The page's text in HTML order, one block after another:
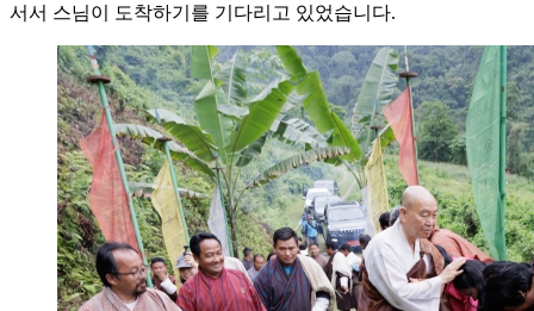
서서 스님이 도착하기를 기다리고 있었습니다.